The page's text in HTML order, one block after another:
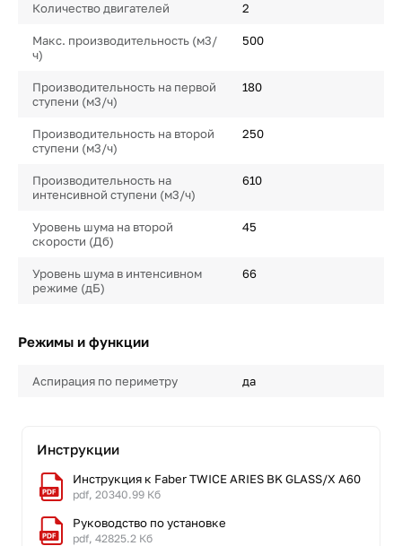
Количество двигателей 2
Макс. производительность (м3/
ч)
500
Производительность на первой
ступени (м3/ч)
180
Производительность на второй
ступени (м3/ч)
250
Производительность на
интенсивной ступени (м3/ч)
610
Уровень шума на второй
скорости (Дб)
45
Уровень шума в интенсивном
режиме (дБ)
66
Режимы и функции
Аспирация по периметру да
Инструкции
Инструкция к Faber TWICE ARIES BK GLASS/X A60
pdf, 20340.99 Кб
Руководство по установке
pdf, 42825.2 Кб